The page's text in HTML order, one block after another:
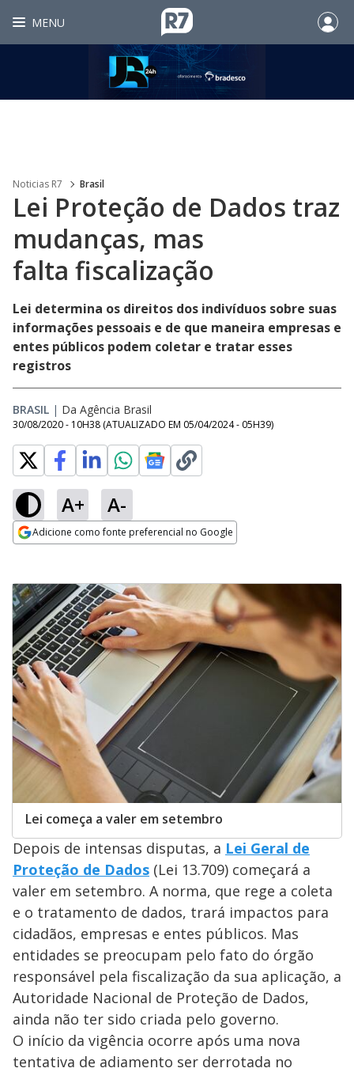
MENU
Noticias R7 Brasil
Lei Proteção de Dados traz
mudanças, mas
falta fiscalização
Lei determina os direitos dos indivíduos sobre suas
informações pessoais e de que maneira empresas e
entes públicos podem coletar e tratar esses
registros
BRASIL | Da Agência Brasil
30/08/2020 - 10H38 (ATUALIZADO EM 05/04/2024 - 05H39)
A+ A-
Adicione como fonte preferencial no Google
Lei começa a valer em setembro
Depois de intensas disputas, a Lei Geral de
Proteção de Dados (Lei 13.709) começará a
valer em setembro. A norma, que rege a coleta
e o tratamento de dados, trará impactos para
cidadãos, empresas e entes públicos. Mas
entidades se preocupam pelo fato do órgão
responsável pela fiscalização da sua aplicação, a
Autoridade Nacional de Proteção de Dados,
ainda não ter sido criada pelo governo.
O início da vigência ocorre após uma nova
tentativa de adiamento ser derrotada no